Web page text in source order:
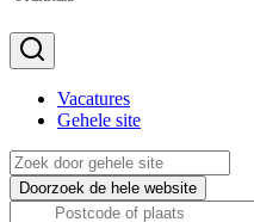
Vacatures
Gehele site